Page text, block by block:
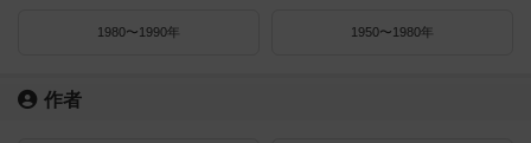
1980〜1990年 1950〜1980年
作者